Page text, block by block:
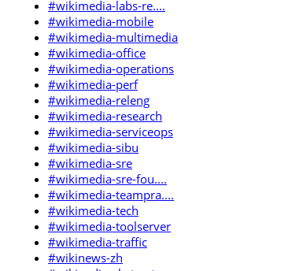
#wikimedia-labs-re....
#wikimedia-mobile
#wikimedia-multimedia
#wikimedia-office
#wikimedia-operations
#wikimedia-perf
#wikimedia-releng
#wikimedia-research
#wikimedia-serviceops
#wikimedia-sibu
#wikimedia-sre
#wikimedia-sre-fou....
#wikimedia-teampra....
#wikimedia-tech
#wikimedia-toolserver
#wikimedia-traffic
#wikinews-zh